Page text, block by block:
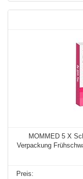
MOMMED 5 X
Verpackung